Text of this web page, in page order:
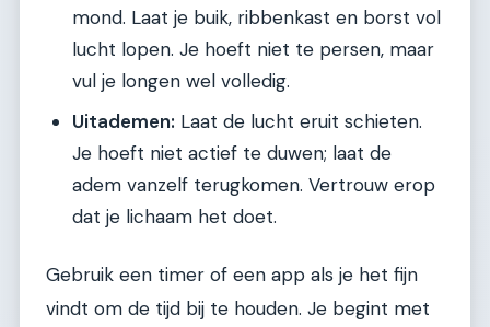
mond. Laat je buik, ribbenkast en borst vol
lucht lopen. Je hoeft niet te persen, maar
vul je longen wel volledig.
Uitademen: Laat de lucht eruit schieten.
Je hoeft niet actief te duwen; laat de
adem vanzelf terugkomen. Vertrouw erop
dat je lichaam het doet.
Gebruik een timer of een app als je het fijn
vindt om de tijd bij te houden. Je begint met